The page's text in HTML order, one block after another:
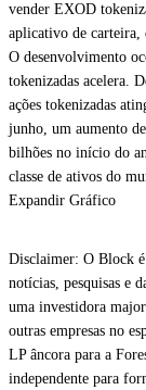
vender EXOD
aplicativo de carteira,
O desenvolvimento
tokenizadas acelera.
ações tokenizadas
junho, um aumento
bilhões no início do
classe de ativos do
Expandir Gráfico
Disclaimer: O Block é
notícias, pesquisas e
uma investidora
outras empresas no
LP âncora para a
independente para